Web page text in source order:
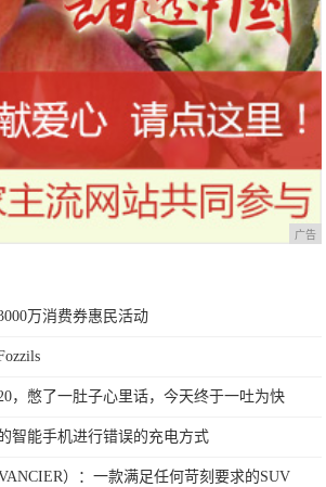
广告
万消费券惠民活动
，憋了一肚子心里话，今天终于一吐为快
智能手机进行错误的充电方式
）：一款满足任何苛刻要求的SUV